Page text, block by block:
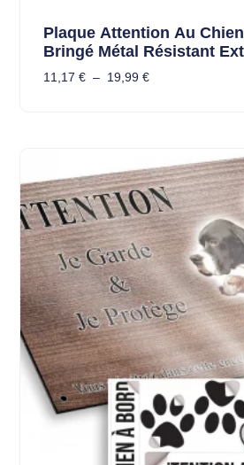
Plaque Attention Au
Bringé Métal Résistant
11,17 € – 19,99 €